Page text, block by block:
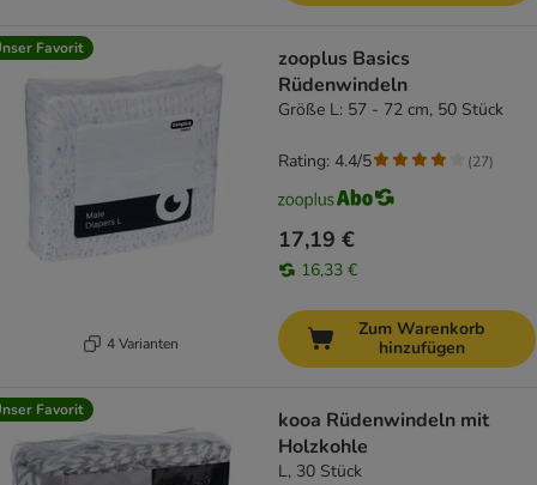
Favorit
4 Varianten
zooplus Basics
Rüdenwindeln
Größe L: 57 - 72 cm, 50 Stück
17,19 €
16,33 €
Rating: 4.4/5 (27)
Zum Warenkorb
hinzufügen
Favorit
kooa Rüdenwindeln mit
Holzkohle
L, 30 Stück